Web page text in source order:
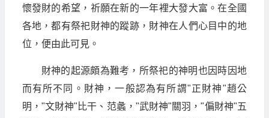
懷發財的希望，祈願在新的一年裡大發大富。在全國
各地，都有祭祀財神的蹤跡，財神在人們心目中的地
位，便由此可見。
財神的起源頗為難考，所祭祀的神明也因時因地
而有所不同。財神，一般認為有所謂"正財神"趙公
明，"文財神"比干、范蠡，"武財神"關羽，"偏財神"五